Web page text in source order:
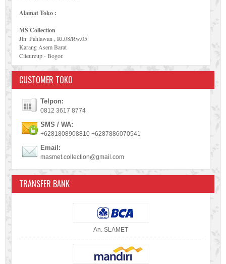
Alamat Toko :
MS Collection
Jln. Pahlawan , Rt.08/Rw.05
Karang Asem Barat
Citeureup - Bogor.
CUSTOMER TOKO
Telpon:
0812 3617 8774
SMS / WA:
+6281808908810 +6287886070541
Email:
masmet.collection@gmail.com
TRANSFER BANK
An. SLAMET